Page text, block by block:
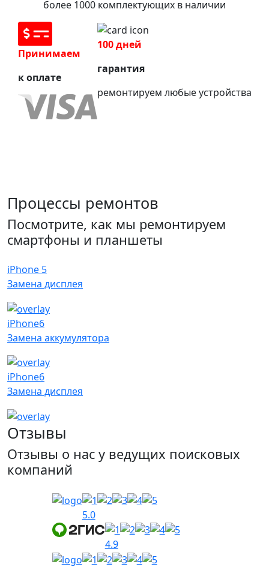
более 1000 комплектующих в наличии
Принимаем
к оплате
100 дней
гарантия
ремонтируем любые устройства
Процессы ремонтов
Посмотрите, как мы ремонтируем
смартфоны и планшеты
iPhone 5
Замена дисплея
iPhone6
Замена аккумулятора
iPhone6
Замена дисплея
Отзывы
Отзывы о нас у ведущих поисковых
компаний
5.0
4.9